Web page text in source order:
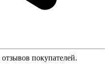
покупателей.